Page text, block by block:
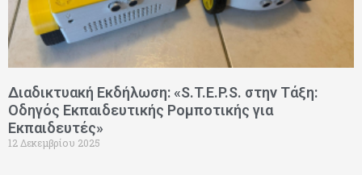
Διαδικτυακή Εκδήλωση: «S.T.E.P.S. στην Τάξη:
Οδηγός Εκπαιδευτικής Ρομποτικής για
Εκπαιδευτές»
12 Δεκεμβρίου 2025